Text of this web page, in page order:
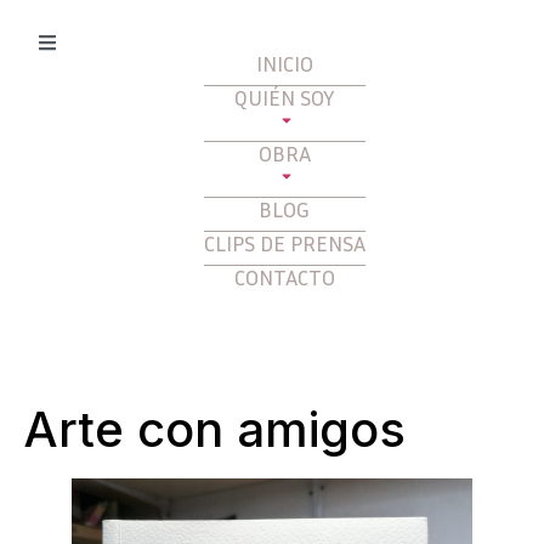
INICIO
QUIÉN SOY
OBRA
BLOG
CLIPS DE PRENSA
CONTACTO
Arte con amigos